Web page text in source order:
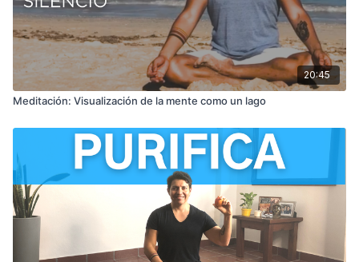
20:45
Meditación: Visualización de la mente como un lago